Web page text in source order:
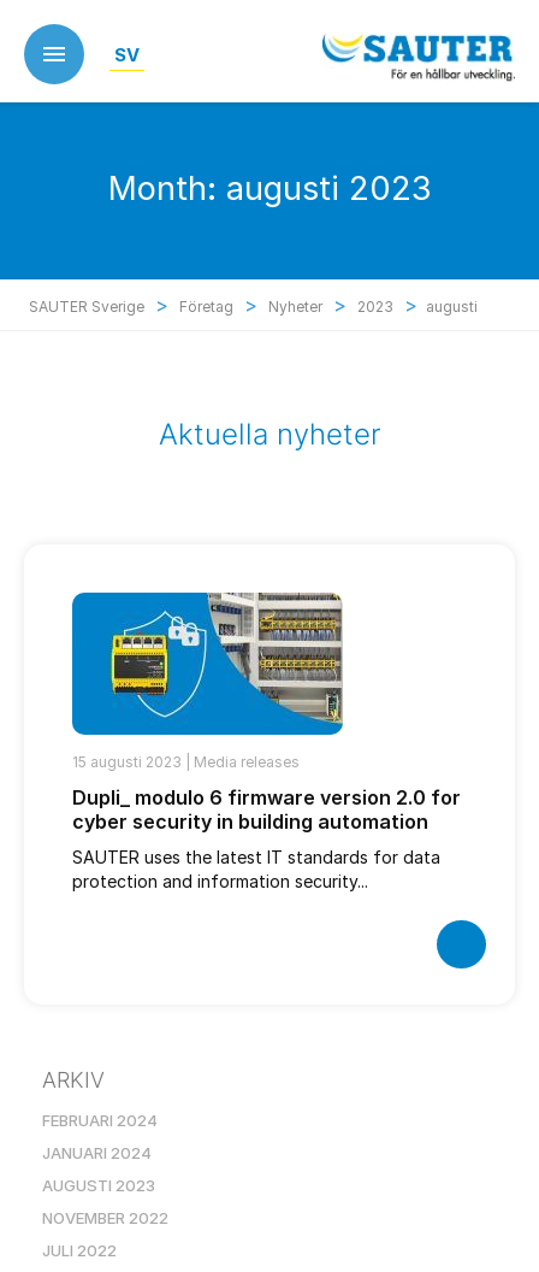
main
content
SV
Month: augusti 2023
SAUTER Sverige > Företag > Nyheter > 2023 > augusti
Aktuella nyheter
15 augusti 2023 | Media releases
Dupli_ modulo 6 firmware version 2.0 for
cyber security in building automation
SAUTER uses the latest IT standards for data
protection and information security...
ARKIV
FEBRUARI 2024
JANUARI 2024
AUGUSTI 2023
NOVEMBER 2022
JULI 2022